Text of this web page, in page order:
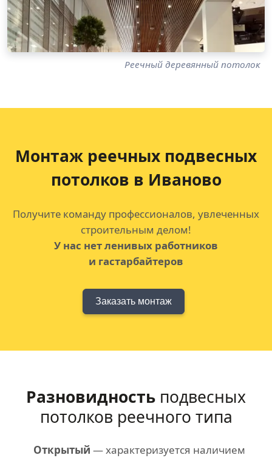
Реечный деревянный потолок
Монтаж реечных подвесных
потолков в Иваново
Получите команду профессионалов, увлеченных
строительным делом!
У нас нет ленивых работников
и гастарбайтеров
Заказать монтаж
Разновидность подвесных
потолков реечного типа
Открытый — характеризуется наличием